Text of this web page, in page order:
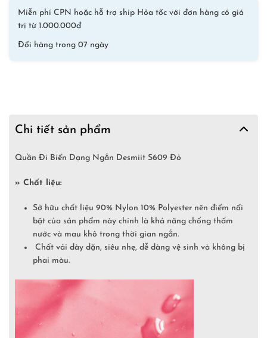
Miễn phí CPN hoặc hỗ trợ ship Hỏa tốc với đơn hàng có giá
trị từ 1.000.000đ
Đổi hàng trong 07 ngày
Chi tiết sản phẩm
Quần Đi Biển Dạng Ngắn Desmiit S609 Đỏ
» Chất liệu:
Sở hữu chất liệu 90% Nylon 10% Polyester nên điểm nổi
bật của sản phẩm này chính là khả năng chống thấm
nước và mau khô trong thời gian ngắn.
Chất vải dày dặn, siêu nhẹ, dễ dàng vệ sinh và không bị
phai màu.